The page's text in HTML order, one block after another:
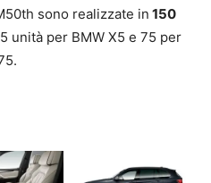
sono realizzate in 150
unità per BMW X5 e 75 per